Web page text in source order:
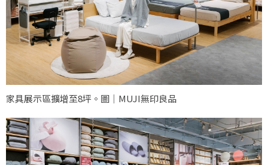
家具展示區擴增至8坪。圖｜MUJI無印良品